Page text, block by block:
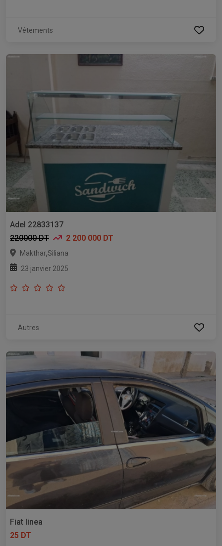
Vêtements
Adel 22833137
220000 DT
2 200 000 DT
Makthar,Siliana
23 janvier 2025
Autres
Fiat linea
25 DT